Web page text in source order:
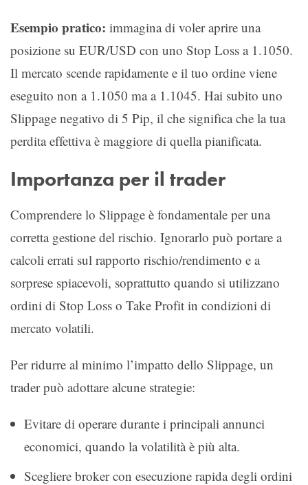
Esempio pratico: immagina di voler aprire una
posizione su EUR/USD con uno Stop Loss a 1.1050.
Il mercato scende rapidamente e il tuo ordine viene
eseguito non a 1.1050 ma a 1.1045. Hai subito uno
Slippage negativo di 5 Pip, il che significa che la tua
perdita effettiva è maggiore di quella pianificata.
Importanza per il trader
Comprendere lo Slippage è fondamentale per una
corretta gestione del rischio. Ignorarlo può portare a
calcoli errati sul rapporto rischio/rendimento e a
sorprese spiacevoli, soprattutto quando si utilizzano
ordini di Stop Loss o Take Profit in condizioni di
mercato volatili.
Per ridurre al minimo l’impatto dello Slippage, un
trader può adottare alcune strategie:
Evitare di operare durante i principali annunci
economici, quando la volatilità è più alta.
Scegliere broker con esecuzione rapida degli ordini